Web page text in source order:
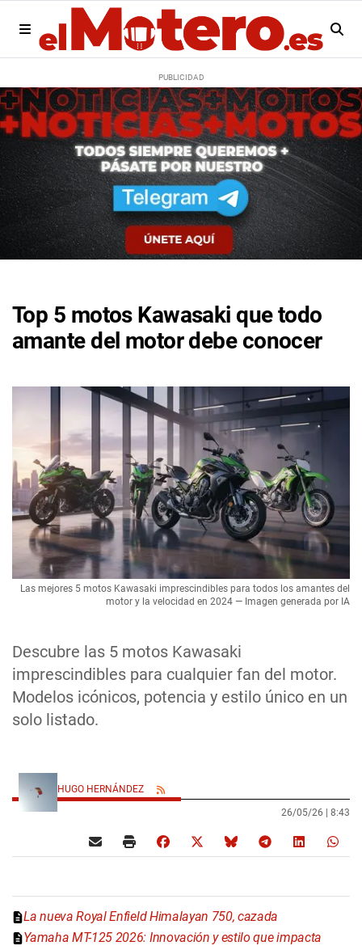
Top 5 motos Kawasaki que todo
amante del motor debe conocer
Descubre las 5 motos Kawasaki
imprescindibles para cualquier fan del motor.
Modelos icónicos, potencia y estilo único en un
solo listado.
Las mejores 5 motos Kawasaki imprescindibles para todos los amantes del
motor y la velocidad en 2024 — Imagen generada por IA
HUGO HERNÁNDEZ
26/05/26 | 8:43
La nueva Royal Enfield Himalayan 750, cazada
Yamaha MT-125 2026: Innovación y estilo que impacta